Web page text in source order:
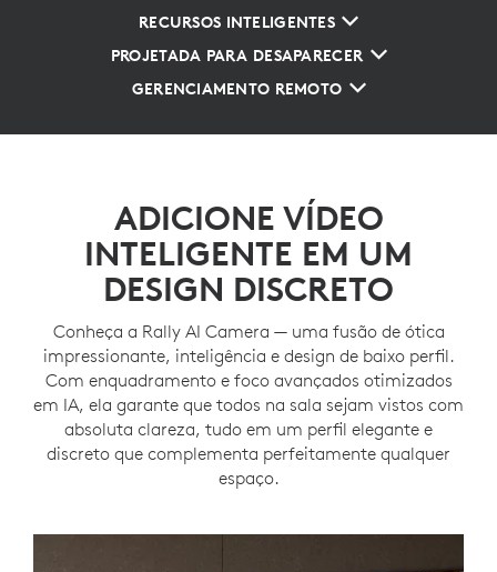
RECURSOS INTELIGENTES
PROJETADA PARA DESAPARECER
GERENCIAMENTO REMOTO
ADICIONE VÍDEO
INTELIGENTE EM UM
DESIGN DISCRETO
Conheça a Rally AI Camera — uma fusão de ótica
impressionante, inteligência e design de baixo perfil.
Com enquadramento e foco avançados otimizados
em IA, ela garante que todos na sala sejam vistos com
absoluta clareza, tudo em um perfil elegante e
discreto que complementa perfeitamente qualquer
espaço.